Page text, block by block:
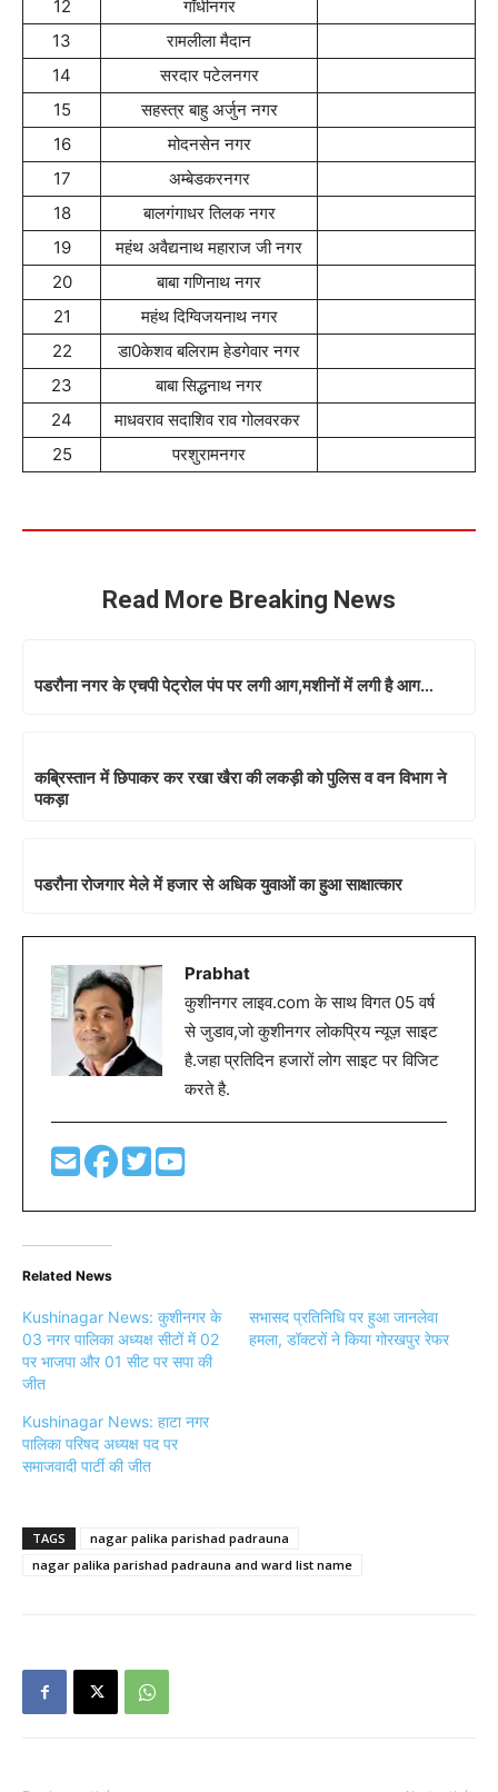
12
गॉधीनगर
13
रामलीला मैदान
14
सरदार पटेलनगर
15
सहस्त्र बाहु अर्जुन नगर
16
मोदनसेन नगर
17
अम्बेडकरनगर
18
बालगंगाधर तिलक नगर
19
महंथ अवैद्यनाथ महाराज जी नगर
20
बाबा गणिनाथ नगर
21
महंथ दिग्विजयनाथ नगर
22
डा0केशव बलिराम हेडगेवार नगर
23
बाबा सिद्धनाथ नगर
24
माधवराव सदाशिव राव गोलवरकर
25
परशुरामनगर
Read More Breaking News
पडरौना नगर के एचपी पेट्रोल पंप पर लगी आग,मशीनों में लगी है आग…
कब्रिस्तान में छिपाकर कर रखा खैरा की लकड़ी को पुलिस व वन विभाग ने
पकड़ा
पडरौना रोजगार मेले में हजार से अधिक युवाओं का हुआ साक्षात्कार
Prabhat
कुशीनगर लाइव.com के साथ विगत 05 वर्ष
से जुडाव,जो कुशीनगर लोकप्रिय न्यूज़ साइट
है.जहा प्रतिदिन हजारों लोग साइट पर विजिट
करते है.
Related News
Kushinagar News: कुशीनगर के
03 नगर पालिका अध्यक्ष सीटों में 02
पर भाजपा और 01 सीट पर सपा की
जीत
सभासद प्रतिनिधि पर हुआ जानलेवा
हमला, डॉक्टरों ने किया गोरखपुर रेफर
Kushinagar News: हाटा नगर
पालिका परिषद अध्यक्ष पद पर
समाजवादी पार्टी की जीत
TAGS
nagar palika parishad padrauna
nagar palika parishad padrauna and ward list name